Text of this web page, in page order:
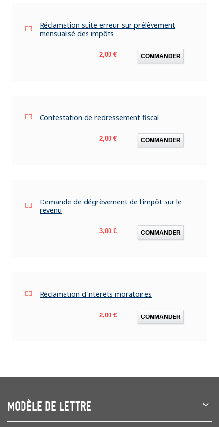
Réclamation suite erreur sur prélèvement
mensualisé des impôts
Prix
2,00 € COMMANDER
Contestation de redressement fiscal
Prix
2,00 € COMMANDER
Demande de dégrèvement de l'impôt sur le
revenu
Prix
3,00 € COMMANDER
Réclamation d'intérêts moratoires
Prix
2,00 € COMMANDER
MODÈLE DE LETTRE